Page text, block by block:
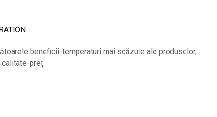
beneficii: temperaturi mai scăzute ale produselor,
preț.